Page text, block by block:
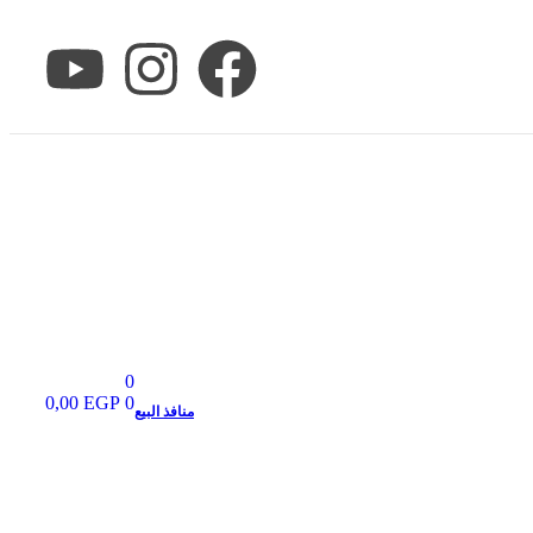
منافذ البيع
0
0
0,00EGP